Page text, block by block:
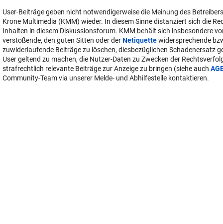
User-Beiträge geben nicht notwendigerweise die Meinung des
Krone Multimedia (KMM) wieder. In diesem Sinne distanziert sich die
Inhalten in diesem Diskussionsforum. KMM behält sich insbesondere
verstoßende, den guten Sitten oder derNetiquettewidersprechende
zuwiderlaufende Beiträge zu löschen, diesbezüglichen Schadenersatz
User geltend zu machen, die Nutzer-Daten zu Zwecken der
strafrechtlich relevante Beiträge zur Anzeige zu bringen (siehe auch
Community-Team via unserer Melde- und Abhilfestelle kontaktieren.